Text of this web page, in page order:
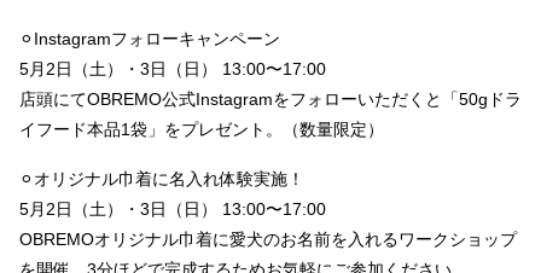
⚪︎Instagramフォローキャンペーン
5月2日（土）・3日（日） 13:00〜17:00
店頭にてOBREMO公式Instagramをフォローいただくと「50gドラ
イフード本品1袋」をプレゼント。（数量限定）
⚪︎オリジナル巾着に名入れ体験実施！
5月2日（土）・3日（日） 13:00〜17:00
OBREMOオリジナル巾着に愛犬のお名前を入れるワークショップ